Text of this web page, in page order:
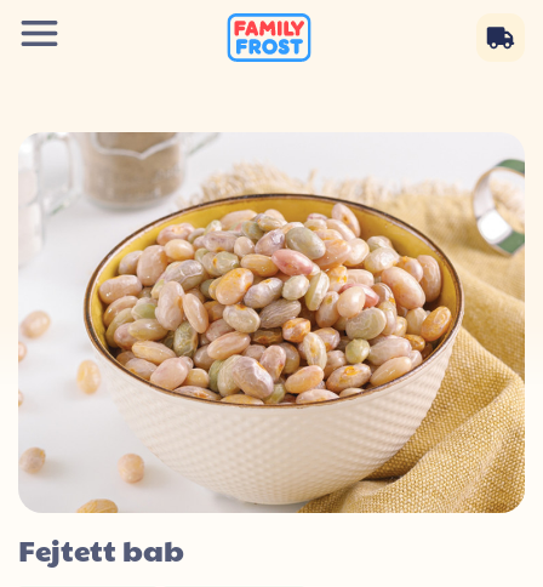
Fejtett bab